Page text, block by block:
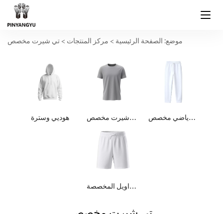
موضع: الصفحة الرئيسية > مركز المنتجات >تي شيرت مخصص
هوديي وسترة تي شيرت مخصص بنطال رياضي مخصص
السراويل المخصصة